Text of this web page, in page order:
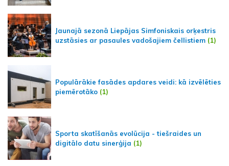
Jaunajā sezonā Liepājas Simfoniskais orķestris
uzstāsies ar pasaules vadošajiem čellistiem (1)
Populārākie fasādes apdares veidi: kā izvēlēties
piemērotāko (1)
Sporta skatīšanās evolūcija - tiešraides un
digitālo datu sinerģija (1)